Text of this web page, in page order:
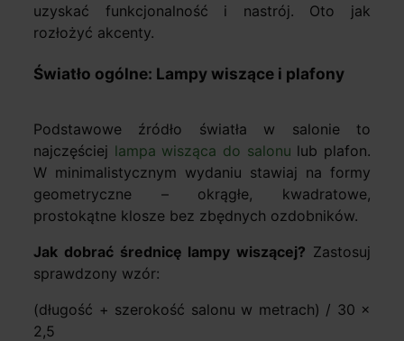
uzyskać funkcjonalność i nastrój. Oto jak
rozłożyć akcenty.
Światło ogólne: Lampy wiszące i plafony
Podstawowe źródło światła w salonie to
najczęściej lampa wisząca do salonu lub plafon.
W minimalistycznym wydaniu stawiaj na formy
geometryczne – okrągłe, kwadratowe,
prostokątne klosze bez zbędnych ozdobników.
Jak dobrać średnicę lampy wiszącej? Zastosuj
sprawdzony wzór:
(długość + szerokość salonu w metrach) / 30 ×
2,5